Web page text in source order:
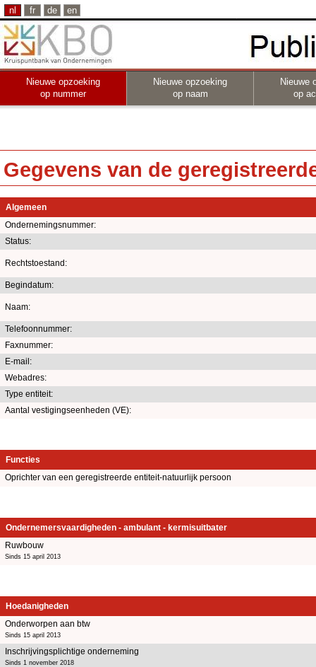
nl fr de en
Nieuwe opzoeking
op nummer
Nieuwe opzoeking
op naam
Nieuwe
op
Gegevens van de
Algemeen
Ondernemingsnummer:
Status:
Rechtstoestand:
Begindatum:
Naam:
Telefoonnummer:
Faxnummer:
E-mail:
Webadres:
Type entiteit:
Aantal vestigingseenheden (VE):
Functies
Oprichter van een geregistreerde entiteit-natuurlijk persoon
Ondernemersvaardigheden - ambulant - kermisuitbater
Ruwbouw
Sinds 15 april 2013
Hoedanigheden
Onderworpen aan btw
Sinds 15 april 2013
Inschrijvingsplichtige onderneming
Sinds 1 november 2018